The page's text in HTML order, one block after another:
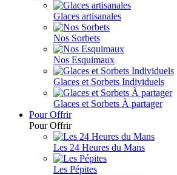
Glaces artisanales
Nos Sorbets
Nos Esquimaux
Glaces et Sorbets Individuels
Glaces et Sorbets À partager
Pour Offrir
Pour Offrir
Les 24 Heures du Mans
Les Pépites